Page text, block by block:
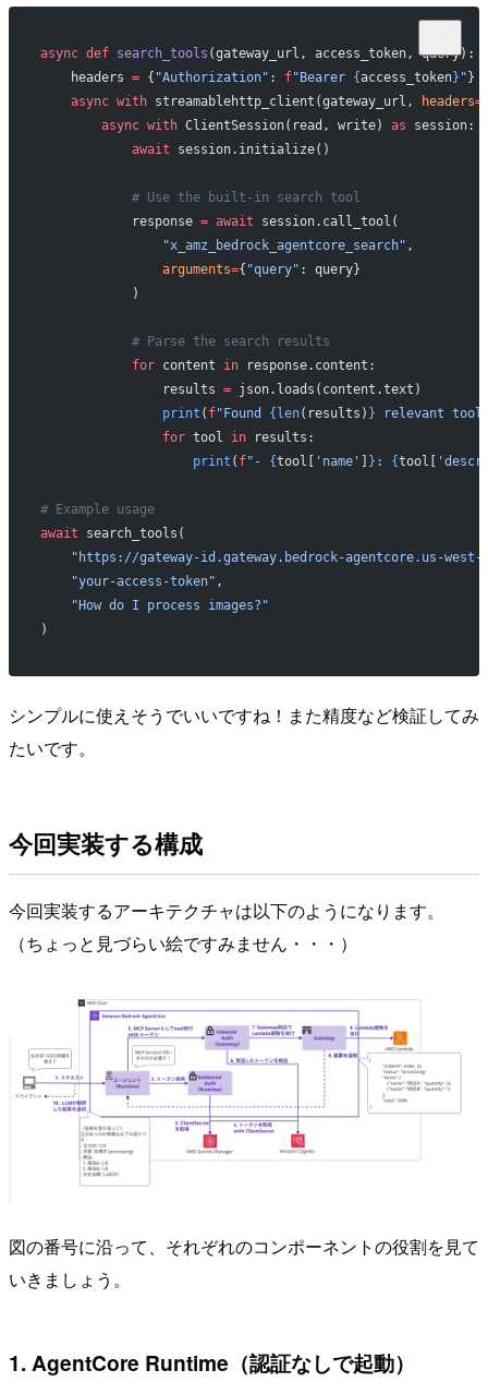
async def search_tools (gateway_url, access_token, query):
    headers
= { "Authorization" : f"Bearer {access_token} " }
    async
with streamablehttp_client(gateway_url, headers=
        async
with ClientSession(read, write) as session:
            await
session.initialize()
            # Use the built-in search tool
            response
= await session.call_tool(
                "x_amz_bedrock_agentcore_search"
,
                arguments
={ "query" : query}
            )
            # Parse the search results
            for
content in response.content:
                results
= json.loads(content.text)
                print
( f"Found {len(results) } relevant
                for
tool in results:
                    print
( f"- {tool[ 'name' } : {tool[
# Example usage
await search_tools(
"https://gateway-id.gateway.bedrock-agentcore.us-
    "your-access-token"
,
    "How do I process images?"
)
シンプルに使えそうでいいですね！また精度など検証してみ
たいです。
今回実装する構成
今回実装するアーキテクチャは以下のようになります。
（ちょっと見づらい絵ですみません・・・）
図の番号に沿って、それぞれのコンポーネントの役割を見て
いきましょう。
1. AgentCore Runtime（認証なしで起動）